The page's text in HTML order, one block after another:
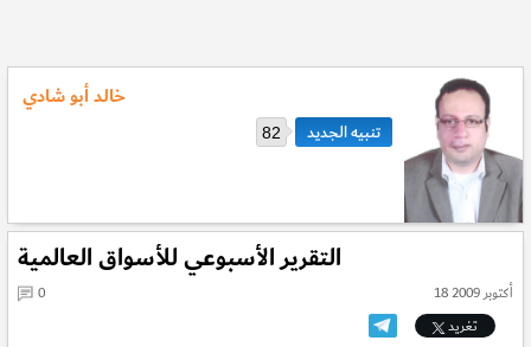
خالد أبو شادي
82
التقرير الأسبوعي للأسواق العالمية
18 أكتوبر 2009
0
تغريد